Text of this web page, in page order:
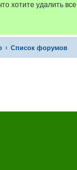
хотите удалить
Список форумов